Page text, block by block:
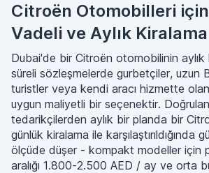
Citroën Otomobilleri
Vadeli ve Aylık
Dubai'de bir Citroën otomobilinin aylık
süreli sözleşmelerde gurbetçiler, uzun
turistler veya kendi aracı hizmette
uygun maliyetli bir seçenektir.
tedarikçilerden aylık bir planda bir
günlük kiralama ile karşılaştırıldığında
ölçüde düşer - kompakt modeller için
aralığı 1.800-2.500 AED / ay ve orta